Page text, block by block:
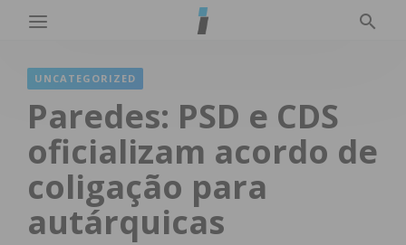
UNCATEGORIZED
Paredes: PSD e CDS
oficializam acordo de
coligação para
autárquicas